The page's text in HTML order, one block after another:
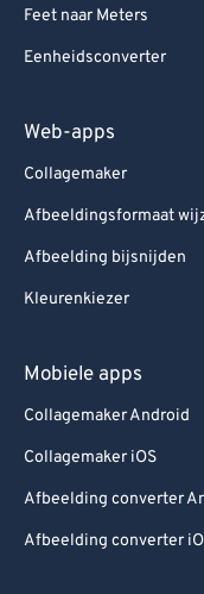
Feet naar Meters
Eenheidsconverter
Web-apps
Collagemaker
Afbeeldingsformaat
Afbeelding bijsnijden
Kleurenkiezer
Mobiele apps
Collagemaker Android
Collagemaker iOS
Afbeelding converter
Afbeelding converter